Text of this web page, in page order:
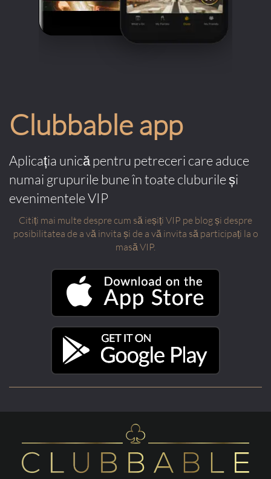
Clubbable app
Aplicația unică pentru petreceri care aduce
numai grupurile bune în toate cluburile și
evenimentele VIP
Citiți mai multe despre cum să ieșiți VIP pe blog și despre
posibilitatea de a vă invita și de a vă invita să participați la o
masă VIP.